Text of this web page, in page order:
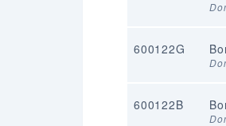
600122G
600122B